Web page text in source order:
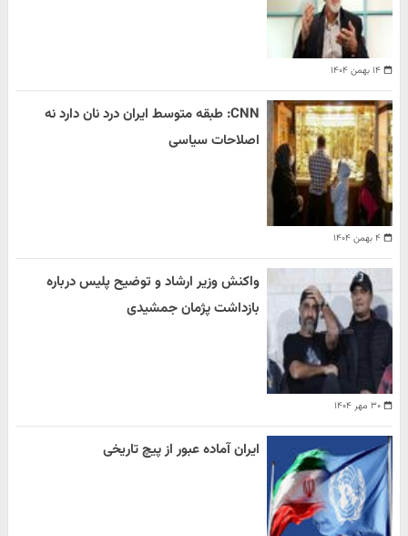
۱۴ بهمن ۱۴۰۴
۴ بهمن ۱۴۰۴
CNN: طبقه متوسط ایران درد نان دارد نه
اصلاحات سیاسی
۳۰ مهر ۱۴۰۴
واکنش وزیر ارشاد و توضیح پلیس درباره
بازداشت پژمان جمشیدی
ایران آماده عبور از پیچ تاریخی